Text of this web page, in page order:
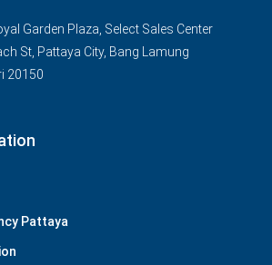
Garden Plaza, Select Sales Center
St, Pattaya City, Bang Lamung
20150
Pattaya